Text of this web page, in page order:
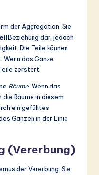
der Aggregation. Sie
Beziehung dar, jedoch
Die Teile können
Wenn das Ganze
zerstört.
Räume. Wenn das
Räume in diesem
ein gefülltes
Ganzen in der Linie
(Vererbung)
der Vererbung. Sie